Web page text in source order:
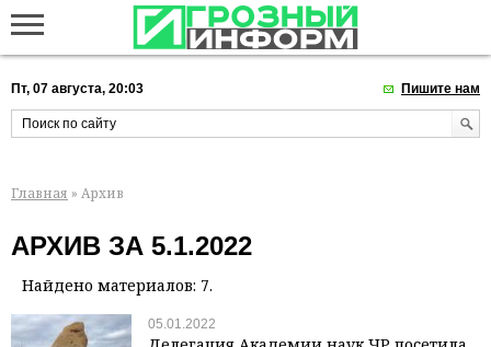
Пт, 07 августа, 20:03 Пишите нам
Главная » Архив
АРХИВ ЗА 5.1.2022
Найдено материалов: 7.
05.01.2022